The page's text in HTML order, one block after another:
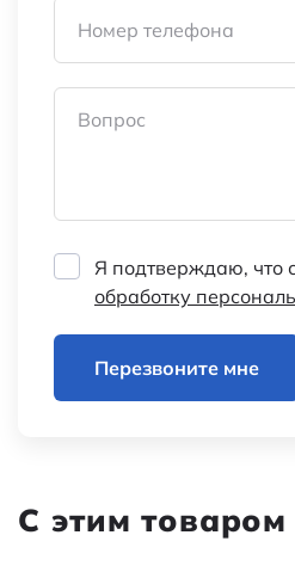
Номер телефона
Вопрос
Я подтверждаю, что
обработку
Перезвоните мне
С этим